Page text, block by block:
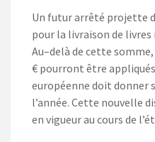
Un futur arrêté projette
pour la livraison de livres
Au–delà de cette somme,
€ pourront être appliqués
européenne doit donner
l’année. Cette nouvelle
en vigueur au cours de